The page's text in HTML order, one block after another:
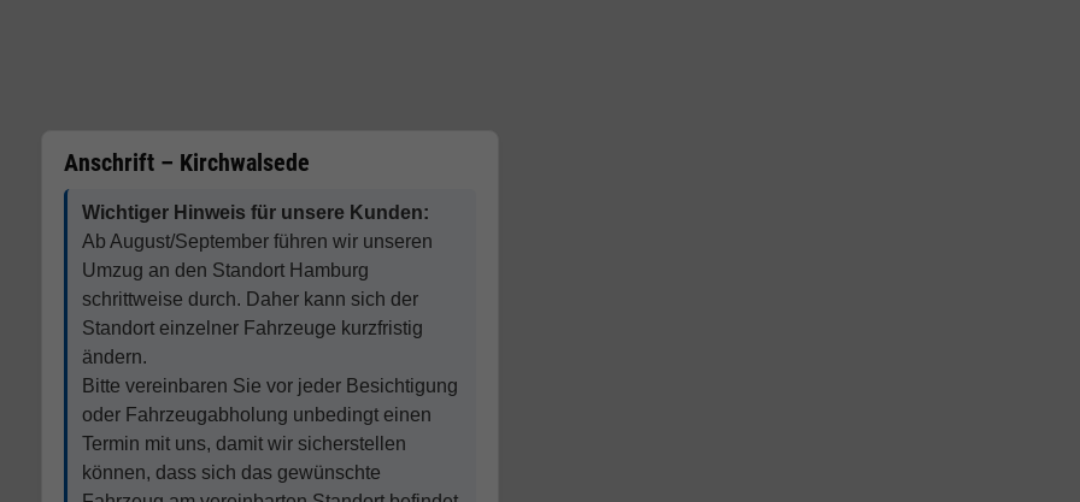
Anschrift – Kirchwalsede
Wichtiger Hinweis für unsere Kunden:
Ab August/September führen wir unseren
Umzug an den Standort Hamburg
schrittweise durch. Daher kann sich der
Standort einzelner Fahrzeuge kurzfristig
ändern.
Bitte vereinbaren Sie vor jeder Besichtigung
oder Fahrzeugabholung unbedingt einen
Termin mit uns, damit wir sicherstellen
können, dass sich das gewünschte